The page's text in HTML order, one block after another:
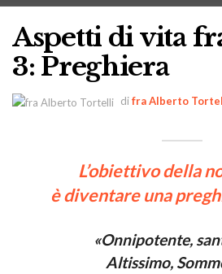
Aspetti di vita
3: Preghiera
difra Alberto
L’obiettivo della
è diventare una
«Onnipotente,
Altissimo,